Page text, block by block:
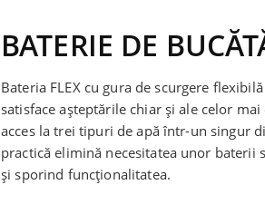
BATERIE DE
Bateria FLEX cu gura de scurgere
satisface așteptările chiar și ale celor
acces la trei tipuri de apă într-un singur
practică elimină necesitatea unor
și sporind funcționalitatea.